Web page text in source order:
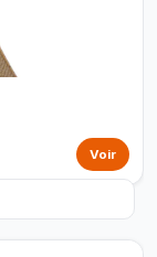
Voir